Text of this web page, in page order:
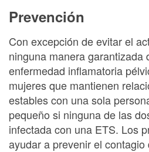
Prevención
Con excepción de evitar el
ninguna manera garantizada
enfermedad inflamatoria
mujeres que mantienen
estables con una sola
pequeño si ninguna de las
infectada con una ETS. Los
ayudar a prevenir el contagio